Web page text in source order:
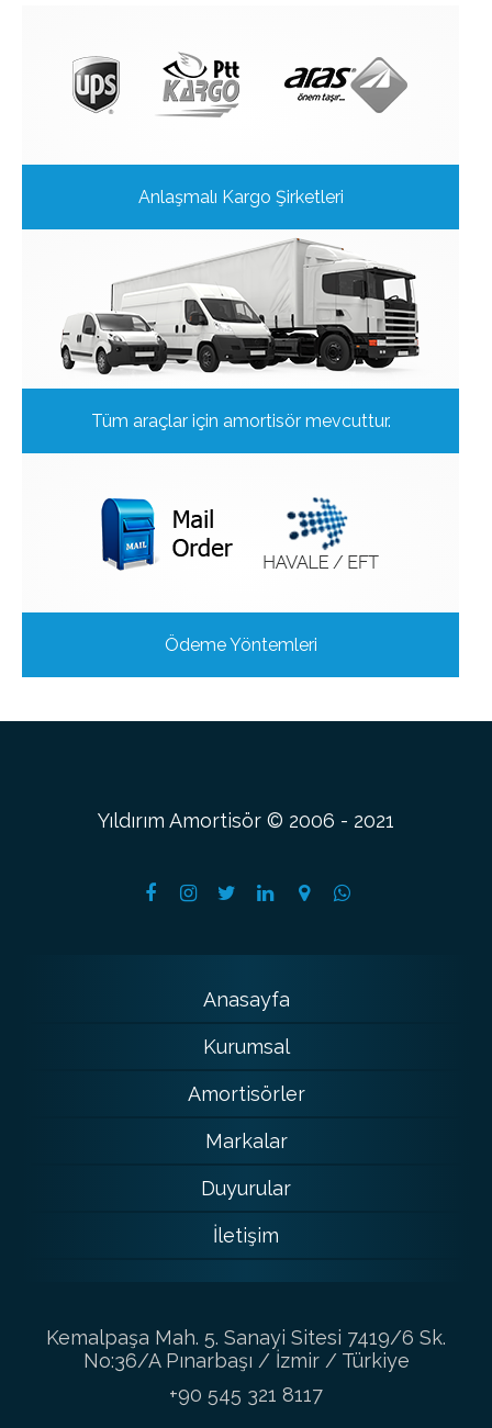
Anlaşmalı Kargo Şirketleri
Tüm araçlar için amortisör mevcuttur.
Ödeme Yöntemleri
Yıldırım Amortisör © 2006 - 2021
Anasayfa
Kurumsal
Amortisörler
Markalar
Duyurular
İletişim
Kemalpaşa Mah. 5. Sanayi Sitesi 7419/6 Sk.
No:36/A Pınarbaşı / İzmir / Türkiye
+90 545 321 8117